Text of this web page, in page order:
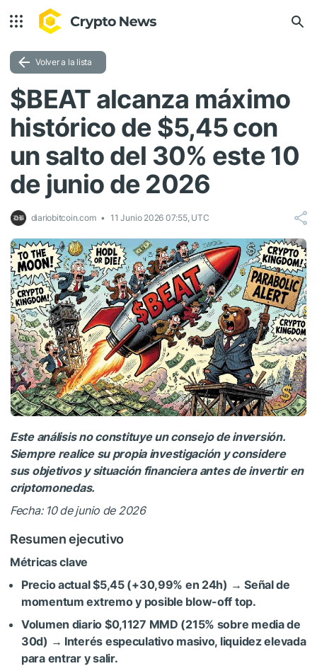
Volver a la lista
$BEAT alcanza máximo
histórico de $5,45 con
un salto del 30% este 10
de junio de 2026
diariobitcoin.com 11 Junio 2026 07:55, UTC
Este análisis no constituye un consejo de inversión.
Siempre realice su propia investigación y considere
sus objetivos y situación financiera antes de invertir en
criptomonedas.
Fecha: 10 de junio de 2026
Resumen ejecutivo
Métricas clave
Precio actual $5,45 (+30,99% en 24h) → Señal de
momentum extremo y posible blow-off top.
Volumen diario $0,1127 MMD (215% sobre media de
30d) → Interés especulativo masivo, liquidez elevada
para entrar y salir.